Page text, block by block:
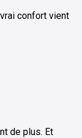
confort vient
de plus. Et